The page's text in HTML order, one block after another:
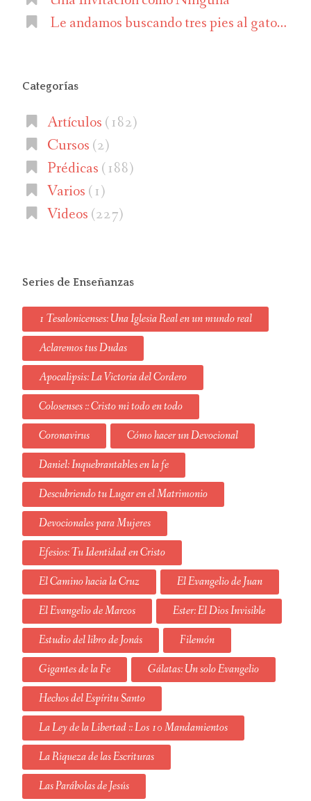
Le andamos buscando tres pies al gato…
Categorías
Artículos (182)
Cursos (2)
Prédicas (188)
Varios (1)
Videos (227)
Series de Enseñanzas
1 Tesalonicenses: Una Iglesia Real en un mundo real
Aclaremos tus Dudas
Apocalipsis: La Victoria del Cordero
Colosenses :: Cristo mi todo en todo
Coronavirus
Cómo hacer un Devocional
Daniel: Inquebrantables en la fe
Descubriendo tu Lugar en el Matrimonio
Devocionales para Mujeres
Efesios: Tu Identidad en Cristo
El Camino hacia la Cruz
El Evangelio de Juan
El Evangelio de Marcos
Ester: El Dios Invisible
Estudio del libro de Jonás
Filemón
Gigantes de la Fe
Gálatas: Un solo Evangelio
Hechos del Espíritu Santo
La Ley de la Libertad :: Los 10 Mandamientos
La Riqueza de las Escrituras
Las Parábolas de Jesús